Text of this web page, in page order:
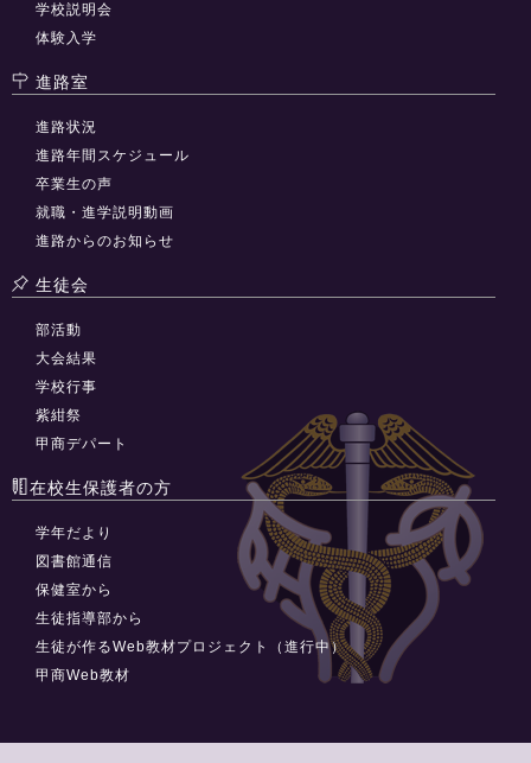
学校説明会
体験入学
進路室
進路状況
進路年間スケジュール
卒業生の声
就職・進学説明動画
進路からのお知らせ
生徒会
部活動
大会結果
学校行事
紫紺祭
甲商デパート
在校生保護者の方
学年だより
図書館通信
保健室から
生徒指導部から
生徒が作るWeb教材プロジェクト（進行中）
甲商Web教材